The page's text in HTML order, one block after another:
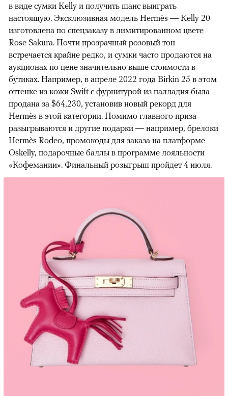
в виде сумки Kelly и получить шанс выиграть
настоящую. Эксклюзивная модель Hermès — Kelly 20
изготовлена по спецзаказу в лимитированном цвете
Rose Sakura. Почти прозрачный розовый тон
встречается крайне редко, и сумки часто продаются на
аукционах по цене значительно выше стоимости в
бутиках. Например, в апреле 2022 года Birkin 25 в этом
оттенке из кожи Swift с фурнитурой из палладия была
продана за $64,230, установив новый рекорд для
Hermès в этой категории. Помимо главного приза
разыгрываются и другие подарки — например, брелоки
Hermès Rodeo, промокоды для заказа на платформе
Oskelly, подарочные баллы в программе лояльности
«Кофемании». Финальный розыгрыш пройдет 4 июля.